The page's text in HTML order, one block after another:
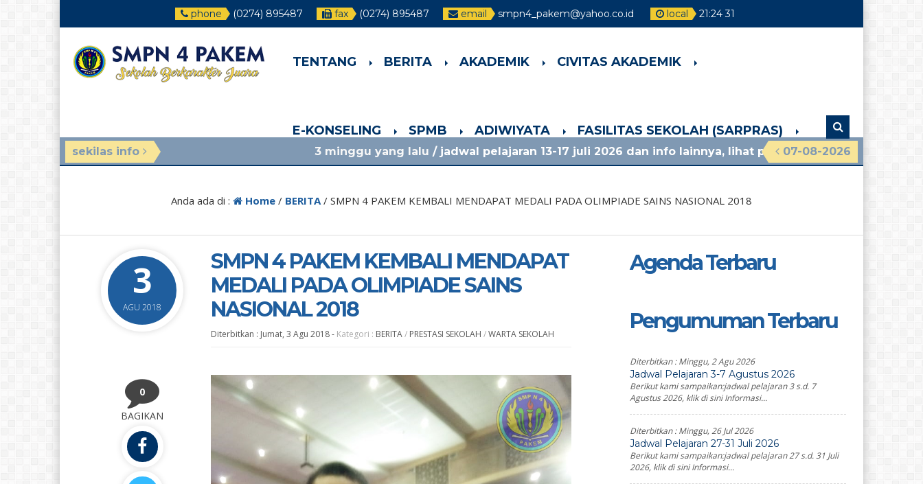
phone (0274) 895487 fax (0274) 895487 email smpn4_pakem@yahoo.co.id local 21:24 32
TENTANG BERITA AKADEMIK CIVITAS AKADEMIK
E-KONSELING SPMB ADIWIYATA FASILITAS SEKOLAH (SARPRAS)
sekilas info 07-08-2026
3 minggu yang lalu/ jadwal pelajaran 13-17 juli 2026 dan info lainnya, lihat pengumuman terbaru! 4 minggu
Anda ada di : Home / BERITA/ SMPN 4 PAKEM KEMBALI MENDAPAT MEDALI PADA OLIMPIADE SAINS NASIONAL 2018
3
AGU 2018
SMPN 4 PAKEM KEMBALI MENDAPAT
MEDALI PADA OLIMPIADE SAINS
NASIONAL 2018
Diterbitkan : Jumat, 3 Agu 2018- Kategori : BERITA/ PRESTASI SEKOLAH /WARTA SEKOLAH
0
BAGIKAN
Agenda Terbaru
Pengumuman Terbaru
Diterbitkan :Minggu, 2 Agu 2026
Jadwal Pelajaran 3-7 Agustus 2026
Berikut kami sampaikan:jadwal pelajaran 3 s.d. 7
Agustus 2026, klik di sini Informasi...
Diterbitkan :Minggu, 26 Jul 2026
Jadwal Pelajaran 27-31 Juli 2026
Berikut kami sampaikan:jadwal pelajaran 27 s.d. 31 Juli
2026, klik di sini Informasi...